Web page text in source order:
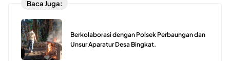
Baca Juga:
Berkolaborasi dengan Polsek Perbaungan dan
Unsur Aparatur Desa Bingkat.